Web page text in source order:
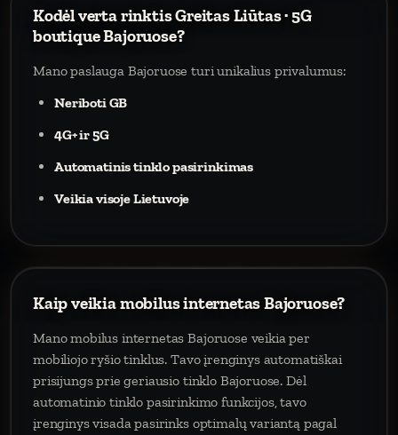
Kodėl verta rinktis Greitas Liūtas · 5G
boutique Bajoruose?
Mano paslauga Bajoruose turi unikalius privalumus:
Neriboti GB
4G+ ir 5G
Automatinis tinklo pasirinkimas
Veikia visoje Lietuvoje
Kaip veikia mobilus internetas Bajoruose?
Mano mobilus internetas Bajoruose veikia per
mobiliojo ryšio tinklus. Tavo įrenginys automatiškai
prisijungs prie geriausio tinklo Bajoruose. Dėl
automatinio tinklo pasirinkimo funkcijos, tavo
įrenginys visada pasirinks optimalų variantą pagal